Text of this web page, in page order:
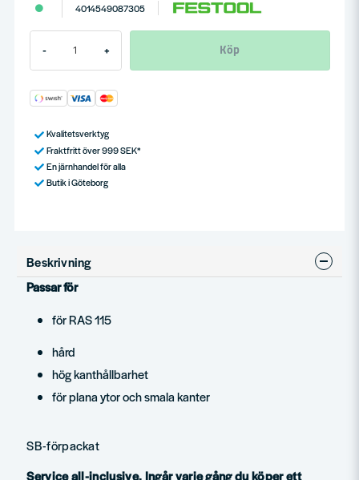
4014549087305
- + Köp
Kvalitetsverktyg
Fraktfritt över 999 SEK*
En järnhandel för alla
Butik i Göteborg
Beskrivning
Passar för
för RAS 115
hård
hög kanthållbarhet
för plana ytor och smala kanter
SB-förpackat
Service all-inclusive. Ingår varje gång du köper ett